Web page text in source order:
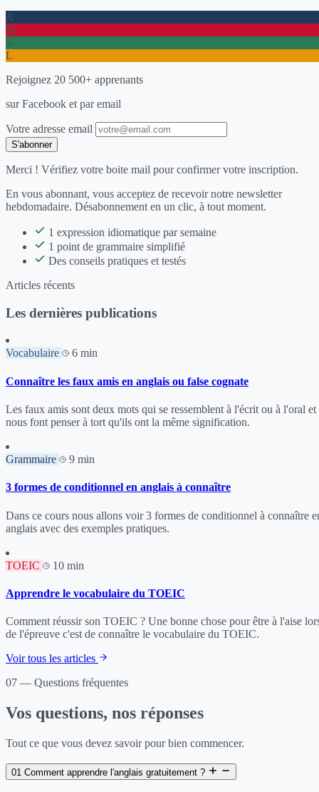
A
M
S
L
Rejoignez 20 500+ apprenants
sur Facebook et par email
Votre adresse email
S'abonner
Merci ! Vérifiez votre boite mail pour confirmer votre inscription.
En vous abonnant, vous acceptez de recevoir notre newsletter
hebdomadaire. Désabonnement en un clic, à tout moment.
1 expression idiomatique par semaine
1 point de grammaire simplifié
Des conseils pratiques et testés
Articles récents
Les dernières publications
Vocabulaire 6 min
Connaître les faux amis en anglais ou false cognate
Les faux amis sont deux mots qui se ressemblent à l'écrit ou à l'oral et
nous font penser à tort qu'ils ont la même signification.
Grammaire 9 min
3 formes de conditionnel en anglais à connaître
Dans ce cours nous allons voir 3 formes de conditionnel à connaître
anglais avec des exemples pratiques.
TOEIC 10 min
Apprendre le vocabulaire du TOEIC
Comment réussir son TOEIC ? Une bonne chose pour être à l'aise
de l'épreuve c'est de connaître le vocabulaire du TOEIC.
Voir tous les articles
07 — Questions fréquentes
Vos questions, nos réponses
Tout ce que vous devez savoir pour bien commencer.
01 Comment apprendre l'anglais gratuitement ?